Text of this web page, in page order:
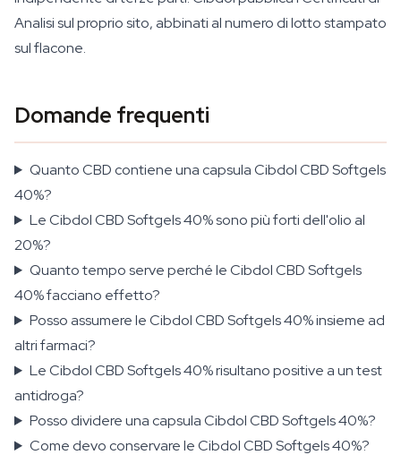
Analisi sul proprio sito, abbinati al numero di lotto stampato
sul flacone.
Domande frequenti
Quanto CBD contiene una capsula Cibdol CBD Softgels
40%?
Le Cibdol CBD Softgels 40% sono più forti dell'olio al
20%?
Quanto tempo serve perché le Cibdol CBD Softgels
40% facciano effetto?
Posso assumere le Cibdol CBD Softgels 40% insieme ad
altri farmaci?
Le Cibdol CBD Softgels 40% risultano positive a un test
antidroga?
Posso dividere una capsula Cibdol CBD Softgels 40%?
Come devo conservare le Cibdol CBD Softgels 40%?